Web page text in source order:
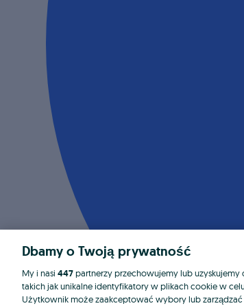
Dbamy o Twoją prywatność
My i nasi 447partnerzy przechowujemy lub uzyskujemy
takich jak unikalne identyfikatory w plikach cookie w
Użytkownik może zaakceptować wybory lub